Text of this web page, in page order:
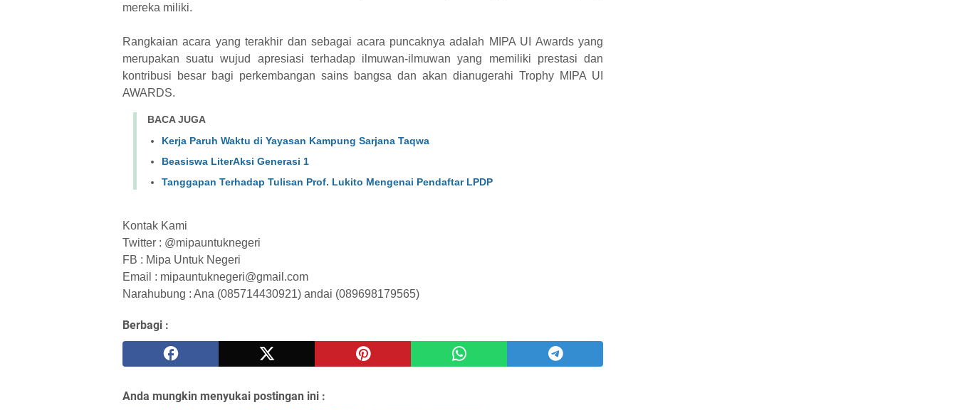
mereka miliki.
Rangkaian acara yang terakhir dan sebagai acara puncaknya adalah MIPA UI Awards yang
merupakan suatu wujud apresiasi terhadap ilmuwan-ilmuwan yang memiliki prestasi dan
kontribusi besar bagi perkembangan sains bangsa dan akan dianugerahi Trophy MIPA UI
AWARDS.
BACA JUGA
Kerja Paruh Waktu di Yayasan Kampung Sarjana Taqwa
Beasiswa LiterAksi Generasi 1
Tanggapan Terhadap Tulisan Prof. Lukito Mengenai Pendaftar LPDP
Kontak Kami
Twitter : @mipauntuknegeri
FB : Mipa Untuk Negeri
Email : mipauntuknegeri@gmail.com
Narahubung : Ana (085714430921) andai (089698179565)
Berbagi :
Anda mungkin menyukai postingan ini :